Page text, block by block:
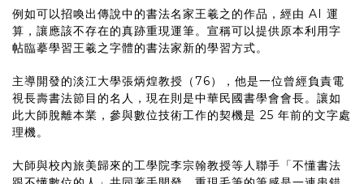
例如可以招喚出傳說中的書法名家王羲之的作品，經由 AI 運
算，讓應該不存在的真跡重現運筆。宣稱可以提供原本利用字
帖臨摹學習王羲之字體的書法家新的學習方式。
主導開發的淡江大學張炳煌教授（76），他是一位曾經負責電
視長壽書法節目的名人，現在則是中華民國書學會會長。讓如
此大師脫離本業，參與數位技術工作的契機是 25 年前的文字處
理機。
大師與校內旅美歸來的工學院李宗翰教授等人聯手「不懂書法